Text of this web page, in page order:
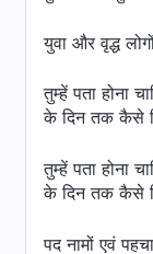
युवा और वृद्ध
तुम्हें पता होना
के दिन तक कैसे
तुम्हें पता होना
के दिन तक कैसे
पद नामों एवं